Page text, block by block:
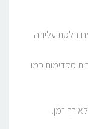
בלסת עליונה
מקדימות כמו